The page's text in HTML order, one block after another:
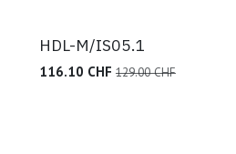
HDL-M/IS05.1
116.10 CHF 129.00CHF